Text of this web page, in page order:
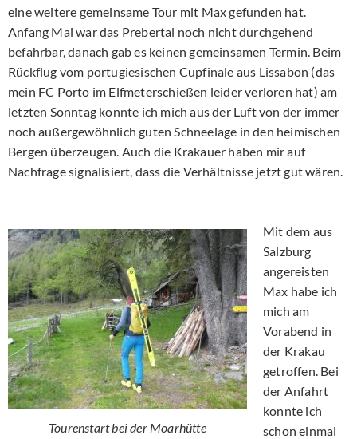
eine weitere gemeinsame Tour mit Max gefunden hat.
Anfang Mai war das Prebertal noch nicht durchgehend
befahrbar, danach gab es keinen gemeinsamen Termin. Beim
Rückflug vom portugiesischen Cupfinale aus Lissabon (das
mein FC Porto im Elfmeterschießen leider verloren hat) am
letzten Sonntag konnte ich mich aus der Luft von der immer
noch außergewöhnlich guten Schneelage in den heimischen
Bergen überzeugen. Auch die Krakauer haben mir auf
Nachfrage signalisiert, dass die Verhältnisse jetzt gut wären.
Tourenstart bei der Moarhütte
Mit dem aus
Salzburg
angereisten
Max habe ich
mich am
Vorabend in
der Krakau
getroffen. Bei
der Anfahrt
konnte ich
schon einmal